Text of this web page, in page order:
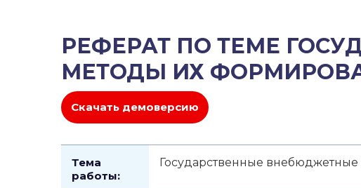
РЕФЕРАТ ПО ТЕМЕ
МЕТОДЫ ИХ
Скачать демоверсию
Тема
работы:
Государственные